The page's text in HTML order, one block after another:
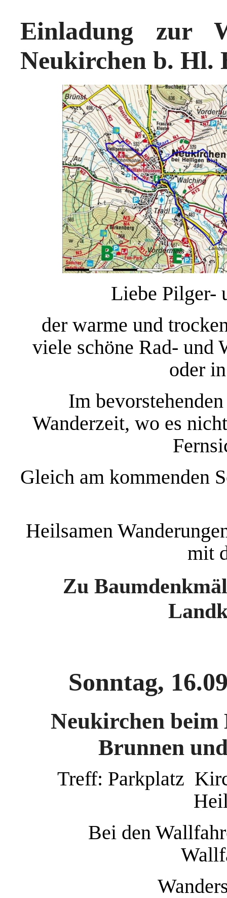
Einladung zur
Neukirchen b. Hl.
Liebe Pilger-
der warme und
viele schöne Rad- und
oder
Im
Wanderzeit, wo es
Gleich am kommenden
Heilsamen
mit
Zu
Sonntag,
Neukirchen
Brunnen
Treff: Parkplatz
Bei den